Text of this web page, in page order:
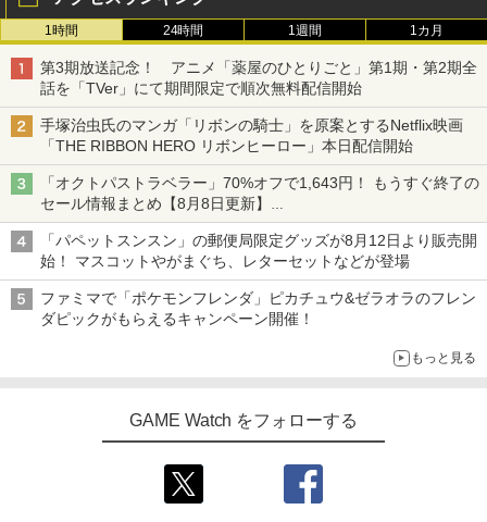
1時間 24時間 1週間 1カ月
第3期放送記念！ アニメ「薬屋のひとりごと」第1期・第2期全
話を「TVer」にて期間限定で順次無料配信開始
手塚治虫氏のマンガ「リボンの騎士」を原案とするNetflix映画
「THE RIBBON HERO リボンヒーロー」本日配信開始
「オクトパストラベラー」70%オフで1,643円！ もうすぐ終了の
セール情報まとめ【8月8日更新】
ニンテンドーeショップでは「大神 絶景版」が67%オフで990円
「パペットスンスン」の郵便局限定グッズが8月12日より販売開
始！ マスコットやがまぐち、レターセットなどが登場
ファミマで「ポケモンフレンダ」ピカチュウ&ゼラオラのフレン
ダピックがもらえるキャンペーン開催！
もっと見る
GAME Watch をフォローする